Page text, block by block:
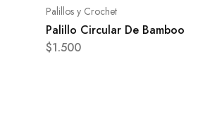
Palillos y Crochet
Palillo Circular De Bamboo
$1.500